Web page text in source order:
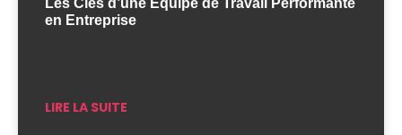
en Entreprise
LIRE LA SUITE